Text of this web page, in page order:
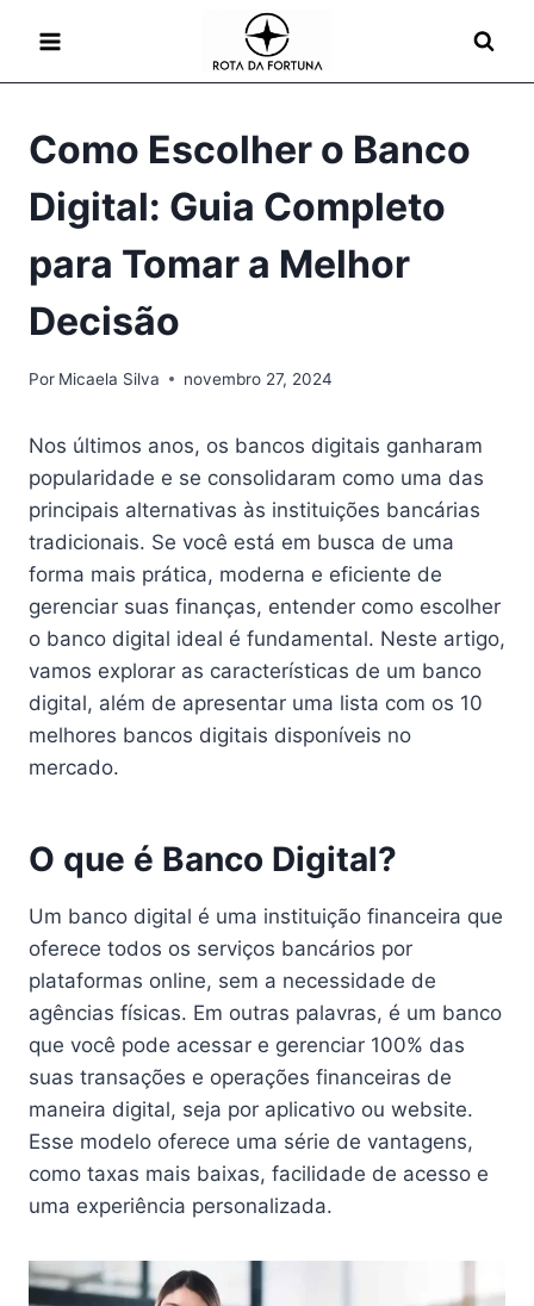
para
o
Como Escolher o Banco
Digital: Guia Completo
para Tomar a Melhor
Decisão
Por Micaela Silva novembro 27, 2024
Nos últimos anos, os bancos digitais ganharam
popularidade e se consolidaram como uma das
principais alternativas às instituições bancárias
tradicionais. Se você está em busca de uma
forma mais prática, moderna e eficiente de
gerenciar suas finanças, entender como escolher
o banco digital ideal é fundamental. Neste artigo,
vamos explorar as características de um banco
digital, além de apresentar uma lista com os 10
melhores bancos digitais disponíveis no
mercado.
O que é Banco Digital?
Um banco digital é uma instituição financeira que
oferece todos os serviços bancários por
plataformas online, sem a necessidade de
agências físicas. Em outras palavras, é um banco
que você pode acessar e gerenciar 100% das
suas transações e operações financeiras de
maneira digital, seja por aplicativo ou website.
Esse modelo oferece uma série de vantagens,
como taxas mais baixas, facilidade de acesso e
uma experiência personalizada.